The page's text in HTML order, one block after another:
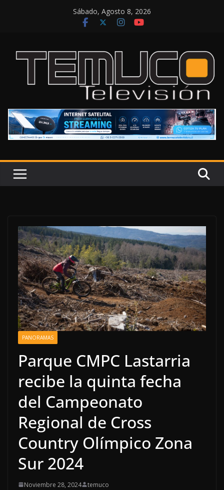
Sábado, Agosto 8, 2026
PANORAMAS
Parque CMPC Lastarria
recibe la quinta fecha
del Campeonato
Regional de Cross
Country Olímpico Zona
Sur 2024
Noviembre 28, 2024 temuco